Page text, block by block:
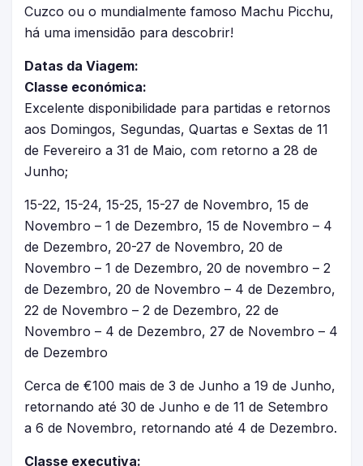
Cuzco ou o mundialmente famoso Machu Picchu,
há uma imensidão para descobrir!
Datas da Viagem:
Classe económica:
Excelente disponibilidade para partidas e retornos
aos Domingos, Segundas, Quartas e Sextas de 11
de Fevereiro a 31 de Maio, com retorno a 28 de
Junho;
15-22, 15-24, 15-25, 15-27 de Novembro, 15 de
Novembro – 1 de Dezembro, 15 de Novembro – 4
de Dezembro, 20-27 de Novembro, 20 de
Novembro – 1 de Dezembro, 20 de novembro – 2
de Dezembro, 20 de Novembro – 4 de Dezembro,
22 de Novembro – 2 de Dezembro, 22 de
Novembro – 4 de Dezembro, 27 de Novembro – 4
de Dezembro
Cerca de €100 mais de 3 de Junho a 19 de Junho,
retornando até 30 de Junho e de 11 de Setembro
a 6 de Novembro, retornando até 4 de Dezembro.
Classe executiva: